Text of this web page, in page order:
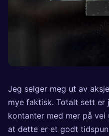
Jeg selger meg ut av
mye faktisk. Totalt sett er
kontanter med mer på
at dette er et godt